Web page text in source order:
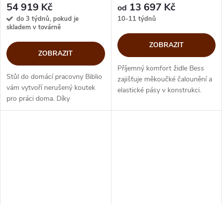
54 919 Kč
do 3 týdnů, pokud je
skladem v továrně
ZOBRAZIT
Stůl do domácí pracovny Biblio
vám vytvoří nerušený koutek
pro práci doma. Díky
čalouněným panelům
od 13 697 Kč
10-11 týdnů
ZOBRAZIT
Příjemný komfort židle Bess
zajišťuje měkoučké čalounění a
elastické pásy v konstrukci.
půvabnou linií vysokého